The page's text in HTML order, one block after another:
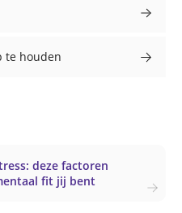
te houden
deze factoren
fit jij bent